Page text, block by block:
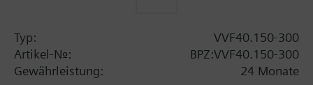
Typ:
VVF40.150-300
Artikel-Nr.:
BPZ:VVF40.150-300
Gewährleistung:
24 Monate